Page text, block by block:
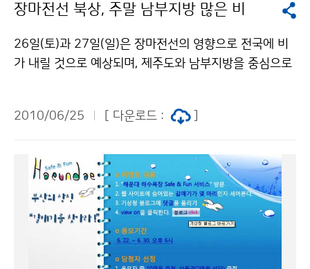
들을 수렴하여 향후 위성센터가 나아가야할 방향을 정립
대함으로써 사용자들에게 더 나은 위성자료를 제공할 것
이다. 문의 국가기상위성센터 고수미 043-717-0236기
포럼 개최 저작물은 "공공누리" 출처표시-상업적이용금
장마전선 북상, 주말 남부지방 많은 비
26일(토)과 27일(일)은 장마전선의 영향으로 전국에 비
가 내릴 것으로 예상되며, 제주도와 남부지방을 중심으로
특히, 남해안과 제주도 및 지리산을 중심으로 바람이 강하
가 내리고, 27일(일)까지 200mm이상의 많은 비가 내리
는 곳이 있겠으니, 비로 인한 피해를 입지 않도록 철저히
대비하시기 바라며 앞으로 발표되는 기상정보에 유의해
야 한다. 이번 비는 27일(일) 오전 중부서해안 지방부터
점차 개겠으나, 서울.경기도, 강원도지방은 낮에 일시적으
로 소강상태를 보이다가, 대기불안정으로 의해 저녁에 비
2010/06/25 [ 다운로드 :